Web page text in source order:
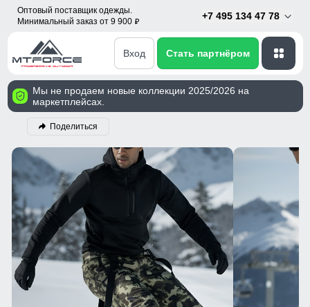
Оптовый поставщик одежды.
Минимальный заказ от 9 900 p
+7 495 134 47 78
Вход Стать партнёром
Мы не продаем новые коллекции 2025/2026 на
маркетплейсах.
Поделиться